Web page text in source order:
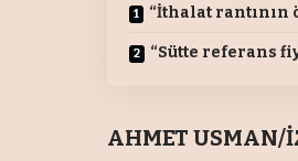
“İthalat rantının
“Sütte referans
AHMET USMAN/